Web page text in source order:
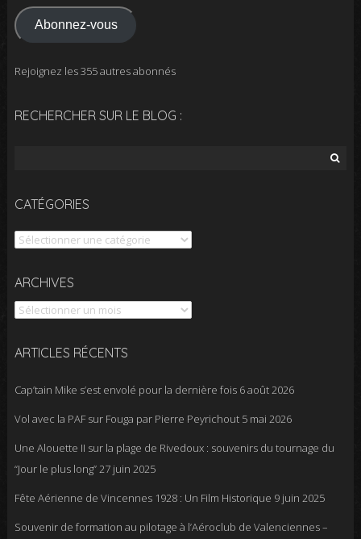
mail
Abonnez-vous
Rejoignez les 355 autres abonnés
RECHERCHER SUR LE BLOG :
CATÉGORIES
Catégories
ARCHIVES
Archives
ARTICLES RÉCENTS
Cap’tain Mike s’est envolé pour la dernière fois 6 août 2026
Vol avec la PAF sur Fouga par Pierre Peyrichout 5 mai 2026
Une Alouette II sur la plage de Rivedoux : souvenirs du tournage du
“Jour le plus long”27 juin 2025
Fête Aérienne de Vincennes 1928 : Un Film Historique 9 juin 2025
Souvenir de formation au pilotage à l’Aéroclub de Valenciennes –